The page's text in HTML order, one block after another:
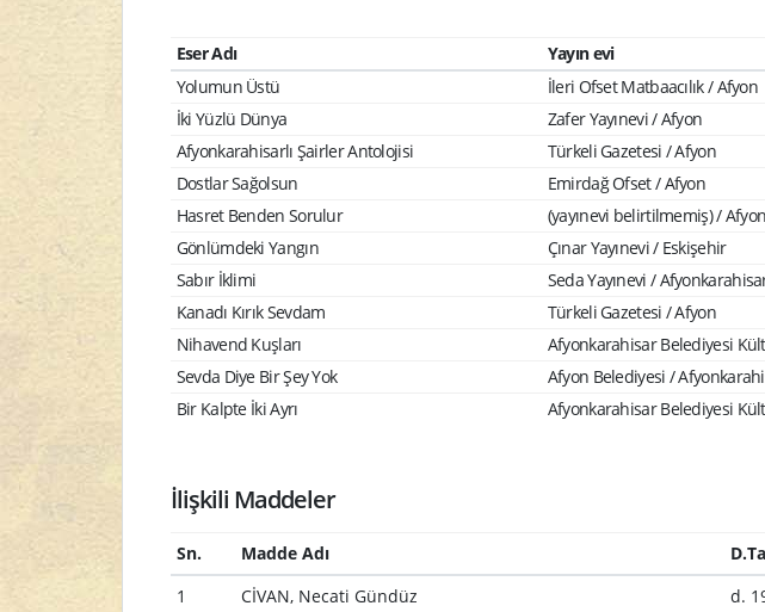
Eser Adı Yayın evi
Yolumun Üstü
İleri Ofset Matbaacılık / Afyon
İki Yüzlü Dünya
Zafer Yayınevi / Afyon
Afyonkarahisarlı Şairler Antolojisi
Türkeli Gazetesi / Afyon
Dostlar Sağolsun
Emirdağ Ofset / Afyon
Hasret Benden Sorulur
(yayınevi belirtilmemiş) / Afyon
Gönlümdeki Yangın
Çınar Yayınevi / Eskişehir
Sabır İklimi
Seda Yayınevi /
Kanadı Kırık Sevdam
Türkeli Gazetesi / Afyon
Nihavend Kuşları
Afyonkarahisar Belediyesi
Sevda Diye Bir Şey Yok
Afyon Belediyesi /
Bir Kalpte İki Ayrı
Afyonkarahisar Belediyesi
İlişkili Maddeler
Sn. Madde Adı
1
CİVAN, Necati Gündüz d.